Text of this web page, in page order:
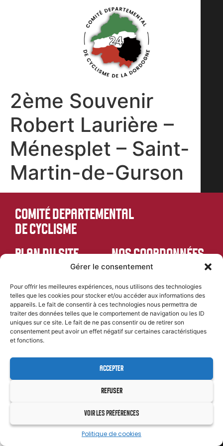
Gérer le consentement
Pour offrir les meilleures expériences, nous utilisons des technologies
telles que les cookies pour stocker et/ou accéder aux informations des
appareils. Le fait de consentir à ces technologies nous permettra de
traiter des données telles que le comportement de navigation ou les ID
uniques sur ce site. Le fait de ne pas consentir ou de retirer son
consentement peut avoir un effet négatif sur certaines caractéristiques
et fonctions.
ACCEPTER
REFUSER
VOIR LES PRÉFÉRENCES
Politique de cookies
2ème Souvenir
Robert Laurière –
Ménesplet – Saint-
Martin-de-Gurson
COMITÉ DEPARTEMENTAL
DE CYCLISME
PLAN DU SITE
Formations
Évènements
Résultats
Team CD24 U19
NOS COORDONNÉES
46 Rue Kleber, 24000 Périgueux
departemental-dordogne-
cyclisme.fr
06 85 11 58 76
SUIVEZ-NOUS